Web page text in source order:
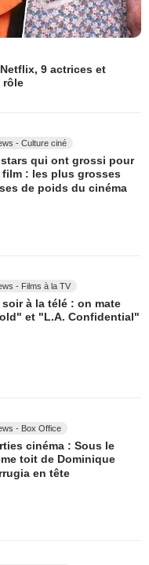
9 actrices et
rôle
- Culture ciné
stars qui ont grossi pour
film : les plus grosses
de poids du cinéma
- Films à la TV
soir à la télé : on mate
et "L.A. Confidential"
- Box Office
cinéma : Sous le
toit de Dominique
en tête